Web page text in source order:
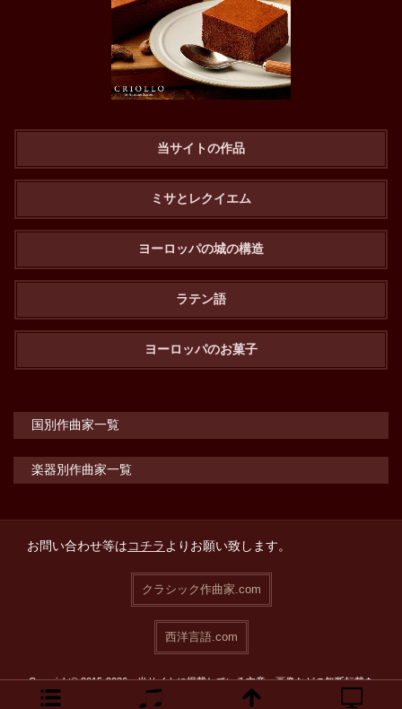
当サイトの作品
ミサとレクイエム
ヨーロッパの城の構造
ラテン語
ヨーロッパのお菓子
国別作曲家一覧
楽器別作曲家一覧
お問い合わせ等はコチラよりお願い致します。
クラシック作曲家.com
西洋言語.com
Copyright© 2015-2026 当サイトに掲載している文章・画像などの無断転載を